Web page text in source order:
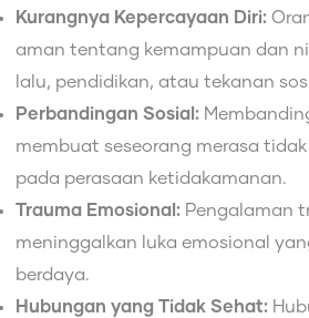
Kurangnya Kepercayaan Diri:
aman tentang kemampuan dan
lalu, pendidikan, atau tekanan
Perbandingan Sosial:
membuat seseorang merasa
pada perasaan ketidakamanan.
Trauma Emosional: Pengalaman
meninggalkan luka emosional
berdaya.
Hubungan yang Tidak Sehat: